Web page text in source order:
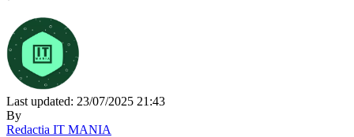
Last updated: 23/07/2025 21:43
By
Redactia IT MANIA